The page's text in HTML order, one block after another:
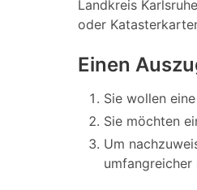
Landkreis
oder
Einen
Sie wollen
Sie möchten
Um